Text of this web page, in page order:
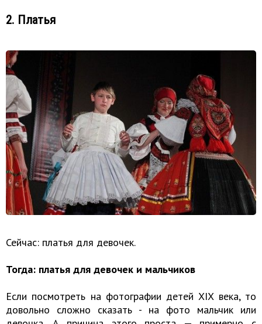
2. Платья
Сейчас: платья для девочек.
Тогда: платья для девочек и мальчиков
Если посмотреть на фотографии детей XIX века, то
довольно сложно сказать - на фото мальчик или